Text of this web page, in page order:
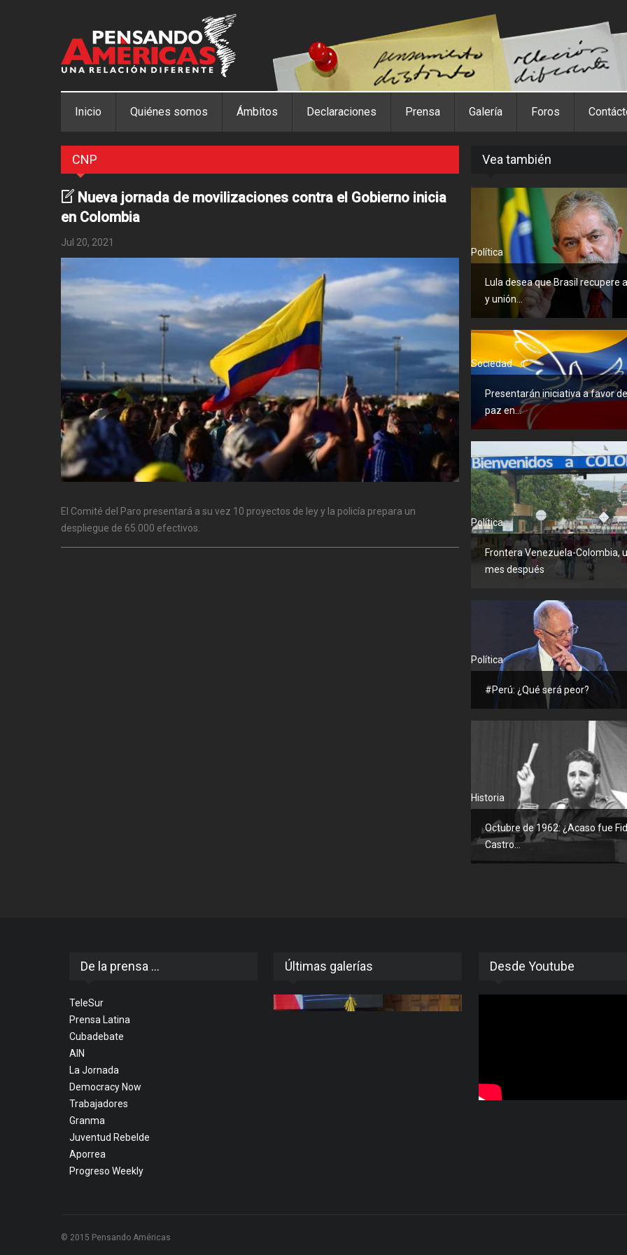
Inicio Quiénes somos Ámbitos Declaraciones Prensa Galería Foros
CNP
Nueva jornada de movilizaciones contra el Gobierno inicia
en Colombia
Jul 20, 2021
El Comité del Paro presentará a su vez 10 proyectos de ley y la policía prepara un
despliegue de 65.000 efectivos.
Vea también
Política
Lula desea que Brasil recupere
y unión...
Sociedad
Presentarán iniciativa a favor
paz en...
Política
Frontera Venezuela-Colombia,
mes después
Política
#Perú: ¿Qué será peor?
Historia
Octubre de 1962: ¿Acaso fue
Castro...
De la prensa ...
TeleSur
Prensa Latina
Cubadebate
AIN
La Jornada
Democracy Now
Trabajadores
Granma
Juventud Rebelde
Aporrea
Progreso Weekly
Últimas galerías Desde Youtube
© 2015 Pensando Américas